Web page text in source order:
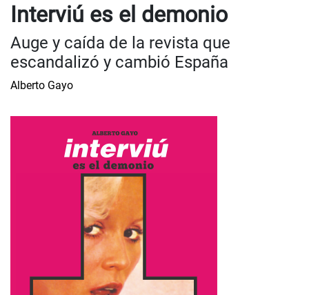
Interviú es el demonio
Auge y caída de la revista que
escandalizó y cambió España
Alberto Gayo